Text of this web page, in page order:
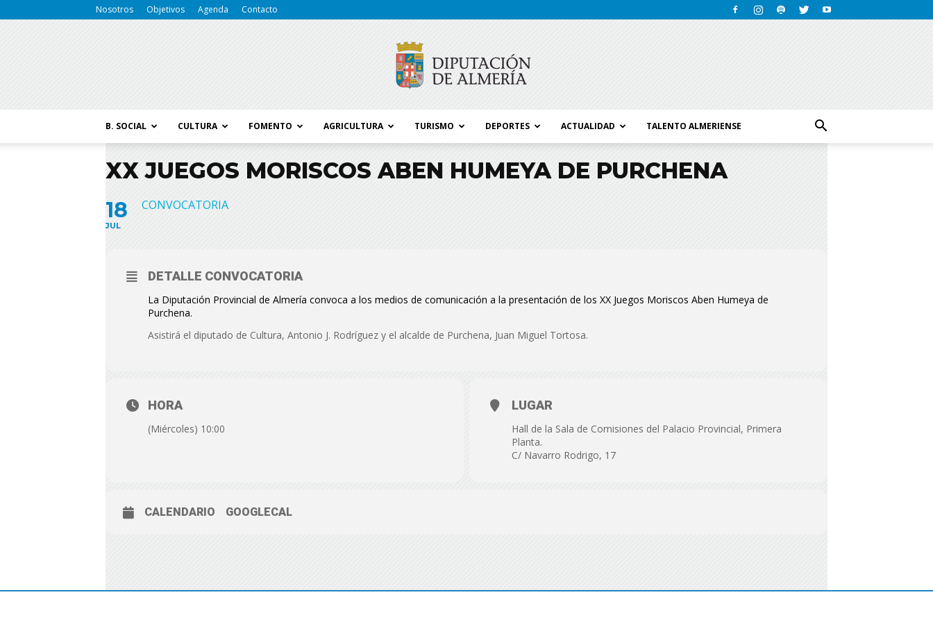
Nosotros Objetivos Agenda Contacto
Almería
B. SOCIAL CULTURA FOMENTO AGRICULTURA TURISMO DEPORTES ACTUALIDAD TALENTO ALMERIENSE
XX JUEGOS MORISCOS ABEN HUMEYA DE PURCHENA
18
JUL
CONVOCATORIA
DETALLE CONVOCATORIA
La Diputación Provincial de Almería convoca a los medios de comunicación a la presentación de los XX Juegos Moriscos Aben Humeya de
Purchena.
Asistirá el diputado de Cultura, Antonio J. Rodríguez y el alcalde de Purchena, Juan Miguel Tortosa.
HORA
(Miércoles) 10:00
LUGAR
Hall de la Sala de Comisiones del Palacio Provincial, Primera
Planta.
C/ Navarro Rodrigo, 17
CALENDARIO GOOGLECAL